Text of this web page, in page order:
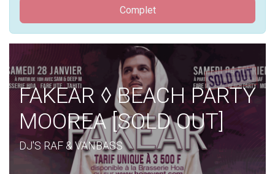
Complet
FAKEAR ◊ BEACH PARTY
MOOREA [SOLD OUT]
DJ'S RAF & VANBASS